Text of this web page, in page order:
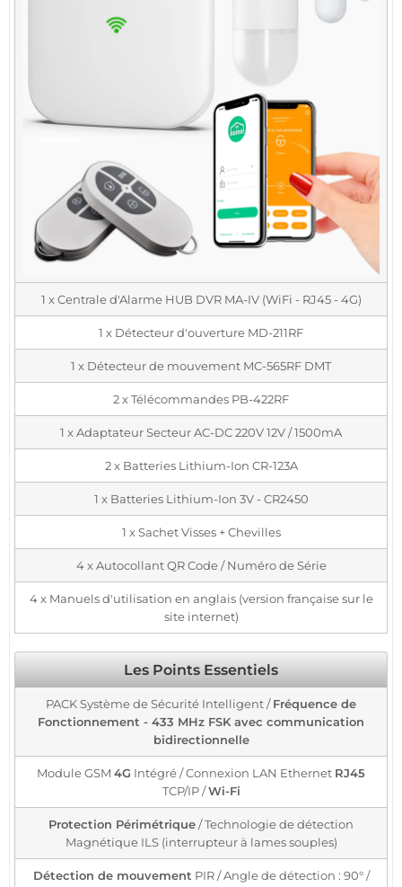
1 x Centrale d'Alarme HUB DVR MA-IV (WiFi - RJ45 - 4G)
1 x Détecteur d'ouverture MD-211RF
1 x Détecteur de mouvement MC-565RF DMT
2 x Télécommandes PB-422RF
1 x Adaptateur Secteur AC-DC 220V 12V / 1500mA
2 x Batteries Lithium-Ion CR-123A
1 x Batteries Lithium-Ion 3V - CR2450
1 x Sachet Visses + Chevilles
4 x Autocollant QR Code / Numéro de Série
4 x Manuels d'utilisation en anglais (version française sur le
site internet)
Les Points Essentiels
PACK Système de Sécurité Intelligent /Fréquence de
Fonctionnement - 433 MHz FSK avec communication
bidirectionnelle
Module GSM 4G Intégré / Connexion LAN Ethernet RJ45
TCP/IP /Wi-Fi
Protection Périmétrique/ Technologie de détection
Magnétique ILS (interrupteur à lames souples)
Détection de mouvement PIR / Angle de détection : 90° /